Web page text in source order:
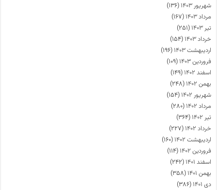
شهریور ۱۴۰۳
(۱۳۶)
مرداد ۱۴۰۳
(۱۶۷)
تیر ۱۴۰۳
(۲۵۱)
خرداد ۱۴۰۳
(۱۵۴)
اردیبهشت ۱۴۰۳
(۱۹۶)
فروردین ۱۴۰۳
(۱۰۹)
اسفند ۱۴۰۲
(۱۴۹)
بهمن ۱۴۰۲
(۲۴۸)
شهریور ۱۴۰۲
(۱۵۴)
مرداد ۱۴۰۲
(۲۸۰)
تیر ۱۴۰۲
(۳۶۴)
خرداد ۱۴۰۲
(۲۲۷)
اردیبهشت ۱۴۰۲
(۱۶۰)
فروردین ۱۴۰۲
(۱۱۴)
اسفند ۱۴۰۱
(۲۴۲)
بهمن ۱۴۰۱
(۳۵۸)
دی ۱۴۰۱
(۳۸۶)